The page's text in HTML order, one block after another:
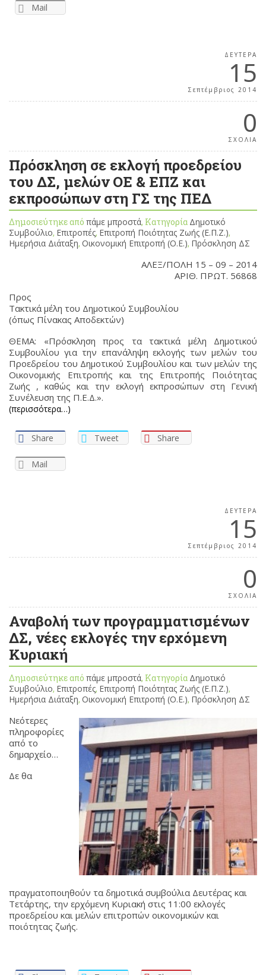
Mail
ΔΕΥΤΈΡΑ
15
Σεπτέμβριος 2014
0
ΣΧΟΛΙΑ
Πρόσκληση σε εκλογή προεδρείου
του ΔΣ, μελών ΟΕ & ΕΠΖ και
εκπροσώπων στη ΓΣ της ΠΕΔ
Δημοσιεύτηκε από πάμε μπροστά, Κατηγορία Δημοτικό
Συμβούλιο, Επιτροπές, Επιτροπή Ποιότητας Ζωής (Ε.Π.Ζ.),
Ημερήσια Διάταξη, Οικονομική Επιτροπή (Ο.Ε.), Πρόσκληση ΔΣ
ΑΛΕΞ/ΠΟΛΗ 15 – 09 – 2014
ΑΡΙΘ. ΠΡΩΤ. 56868
Προς
Τακτικά μέλη του Δημοτικού Συμβουλίου
(όπως Πίνακας Αποδεκτών)
ΘΕΜΑ: «Πρόσκληση προς τα τακτικά μέλη Δημοτικού
Συμβουλίου για την επανάληψη εκλογής των μελών του
Προεδρείου του Δημοτικού Συμβουλίου και των μελών της
Οικονομικής Επιτροπής και της Επιτροπής Ποιότητας
Ζωής , καθώς και την εκλογή εκπροσώπων στη Γενική
Συνέλευση της Π.Ε.Δ.».
(περισσότερα…)
Share Tweet Share
Mail
ΔΕΥΤΈΡΑ
15
Σεπτέμβριος 2014
0
ΣΧΟΛΙΑ
Αναβολή των προγραμματισμένων
ΔΣ, νέες εκλογές την ερχόμενη
Κυριακή
Δημοσιεύτηκε από πάμε μπροστά, Κατηγορία Δημοτικό
Συμβούλιο, Επιτροπές, Επιτροπή Ποιότητας Ζωής (Ε.Π.Ζ.),
Ημερήσια Διάταξη, Οικονομική Επιτροπή (Ο.Ε.), Πρόσκληση ΔΣ
Νεότερες
πληροφορίες
από το
δημαρχείο…
Δε θα
πραγματοποιηθούν τα δημοτικά συμβούλια Δευτέρας και
Τετάρτης, την ερχόμενη Κυριακή στις 11:00 εκλογές
προεδρείου και μελών επιτροπών οικονομικών και
ποιότητας ζωής.